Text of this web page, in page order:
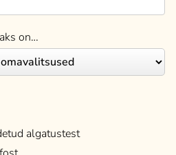
on…
algatustest